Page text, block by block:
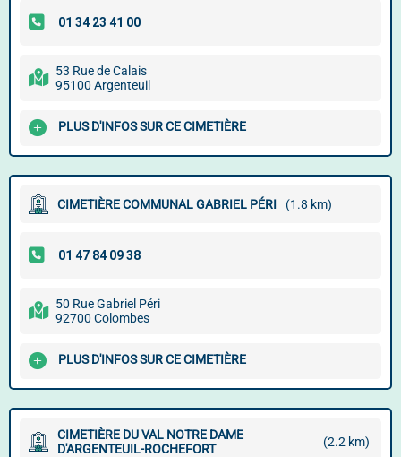
53 Rue de Calais
95100 Argenteuil
PLUS D'INFOS SUR CE CIMETIÈRE
CIMETIÈRE COMMUNAL GABRIEL PÉRI (1.8 km)
50 Rue Gabriel Péri
92700 Colombes
PLUS D'INFOS SUR CE CIMETIÈRE
CIMETIÈRE DU VAL NOTRE DAME
D'ARGENTEUIL-ROCHEFORT
(2.2 km)